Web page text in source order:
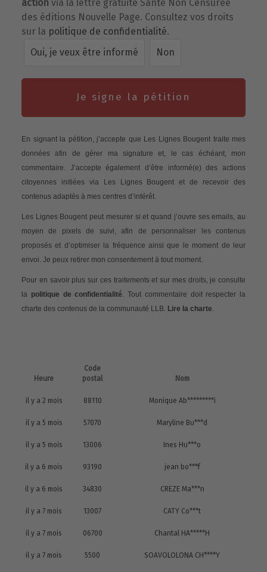
action via la lettre gratuite Santé Non Censurée
des éditions Nouvelle Page. Consultez vos droits
sur la politique de confidentialité.
Oui, je veux être informé
Non
Je signe la pétition
En signant la pétition, j’accepte que Les Lignes Bougent traite mes
données afin de gérer ma signature et, le cas échéant, mon
commentaire. J’accepte également d’être informé(e) des actions
citoyennes initiées via Les Lignes Bougent et de recevoir des
contenus adaptés à mes centres d’intérêt.
Les Lignes Bougent peut mesurer si et quand j’ouvre ses emails, au
moyen de pixels de suivi, afin de personnaliser les contenus
proposés et d’optimiser la fréquence ainsi que le moment de leur
envoi. Je peux retirer mon consentement à tout moment.
Pour en savoir plus sur ces traitements et sur mes droits, je consulte
la politique de confidentialité . Tout commentaire doit respecter la
charte des contenus de la communauté LLB. Lire la charte
Heure
Code
postal
Nom
il y a 2 mois 88110 Monique Ab*********i
il y a 5 mois 57070 Maryline Bu***d
il y a 5 mois 13006 Ines Hu***o
il y a 6 mois 93190 jean bo***f
il y a 6 mois 34830 CREZE Ma***n
il y a 7 mois 13007 CATY Co***t
il y a 7 mois 06700 Chantal HA*****H
il y a 7 mois 5500 SOAVOLOLONA CH****Y